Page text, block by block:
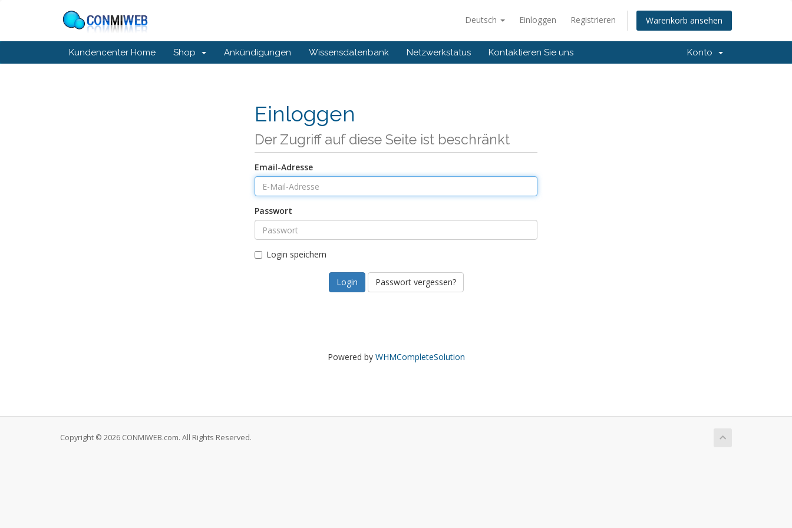
Deutsch Einloggen Registrieren Warenkorb ansehen
Kundencenter Home Shop Ankündigungen Wissensdatenbank Netzwerkstatus Kontaktieren Sie uns Konto
Einloggen
Der Zugriff auf diese Seite ist beschränkt
Email-Adresse
Passwort
Login speichern
Passwort vergessen?
Powered by WHMCompleteSolution
Copyright © 2026 CONMIWEB.com. All Rights Reserved.